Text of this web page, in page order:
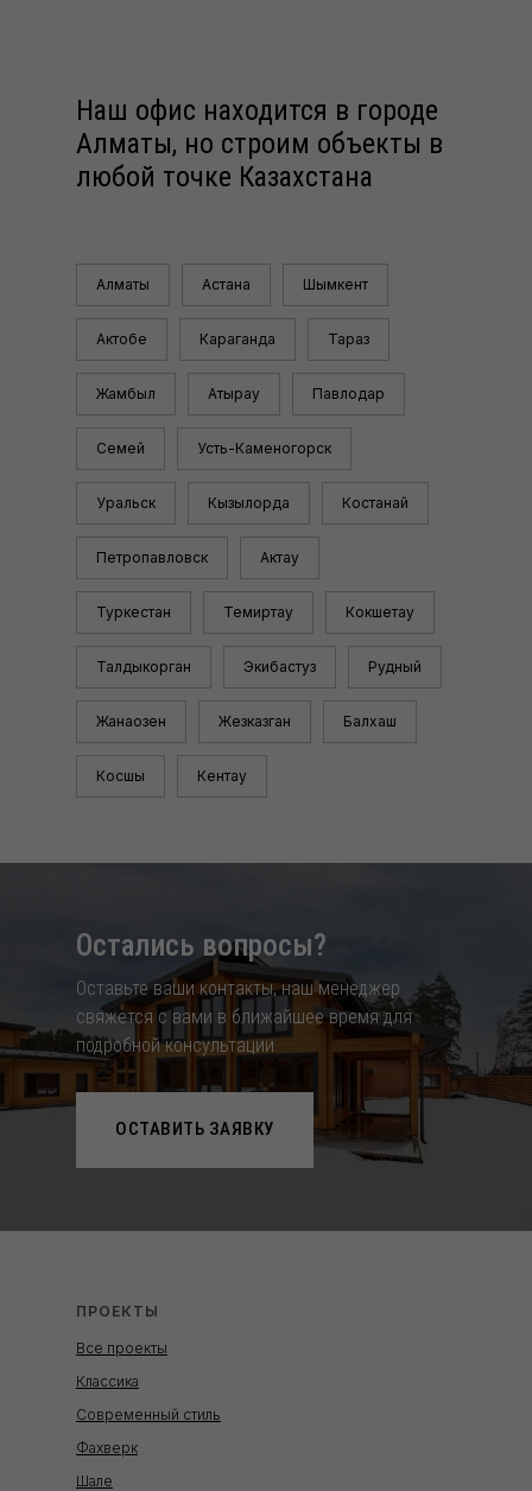
Наш офис находится в городе
Алматы, но строим объекты в
любой точке Казахстана
Алматы Астана Шымкент
Актобе Караганда Тараз
Жамбыл Атырау Павлодар
Семей Усть-Каменогорск
Уральск Кызылорда Костанай
Петропавловск Актау
Туркестан Темиртау Кокшетау
Талдыкорган Экибастуз Рудный
Жанаозен Жезказган Балхаш
Косшы Кентау
Остались вопросы?
Оставьте ваши контакты, наш менеджер
свяжется с вами в ближайшее время для
подробной консультации
ОСТАВИТЬ ЗАЯВКУ
ПРОЕКТЫ
Все проекты
Классика
Современный стиль
Фахверк
Шале